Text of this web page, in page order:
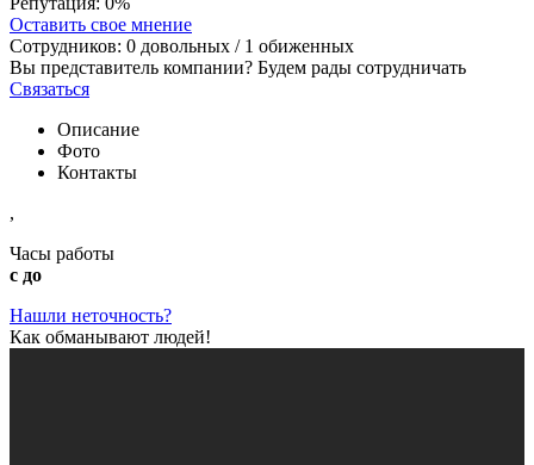
Оставить свое мнение
Сотрудников: 0 довольных / 1 обиженных
Вы представитель компании? Будем рады сотрудничать
Связаться
Описание
Фото
Контакты
,
Часы работы
с до
Нашли неточность?
Как обманывают людей!